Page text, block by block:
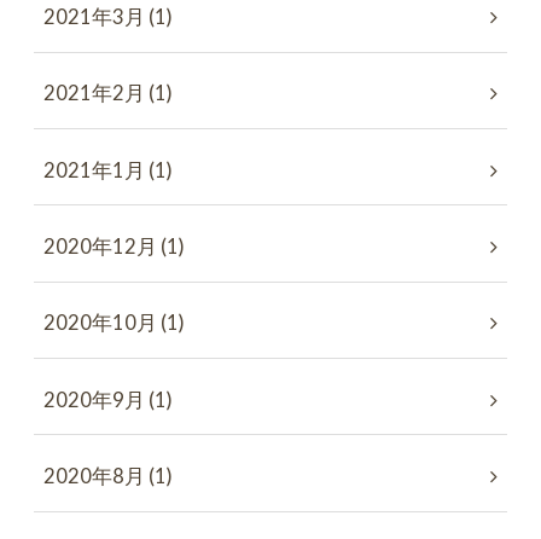
2021年3月 (1)
2021年2月 (1)
2021年1月 (1)
2020年12月 (1)
2020年10月 (1)
2020年9月 (1)
2020年8月 (1)